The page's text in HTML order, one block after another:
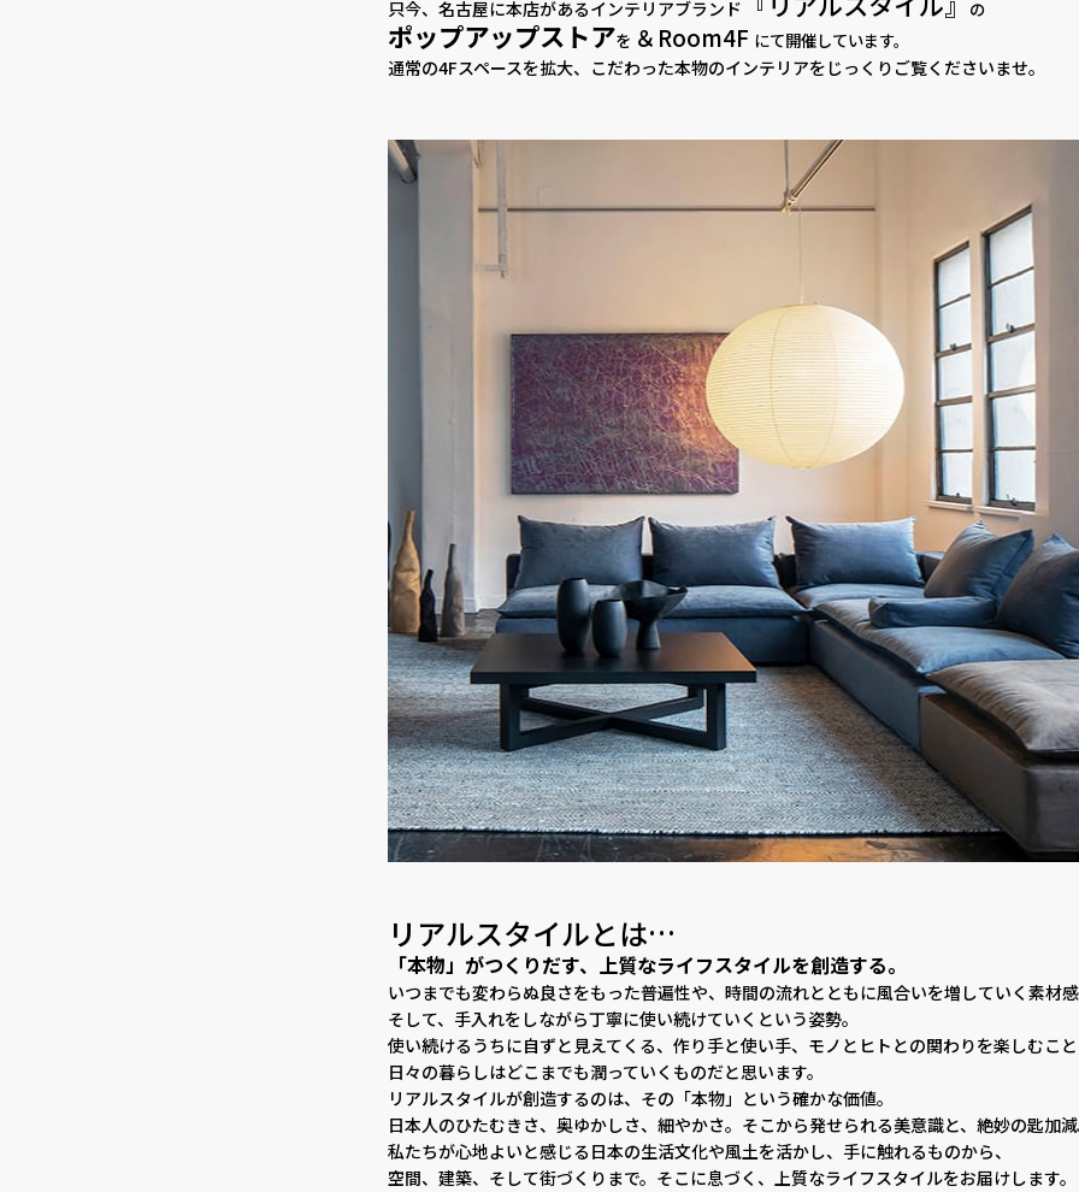
只今、名古屋に本店があるインテリアブランド の
ポップアップストアを ＆Room4F にて開催しています。
通常の4Fスペースを拡大、こだわった本物のインテリアをじっくりご覧くださいませ。
リアルスタイルとは…
「本物」がつくりだす、上質なライフスタイルを創造する。
いつまでも変わらぬ良さをもった普遍性や、時間の流れとともに風合いを増していく素材
そして、手入れをしながら丁寧に使い続けていくという姿勢。
使い続けるうちに自ずと見えてくる、作り手と使い手、モノとヒトとの関わりを楽しむこ
日々の暮らしはどこまでも潤っていくものだと思います。
リアルスタイルが創造するのは、その「本物」という確かな価値。
日本人のひたむきさ、奥ゆかしさ、細やかさ。そこから発せられる美意識と、絶妙の匙加
私たちが心地よいと感じる日本の生活文化や風土を活かし、手に触れるものから、
空間、建築、そして街づくりまで。そこに息づく、上質なライフスタイルをお届けします。